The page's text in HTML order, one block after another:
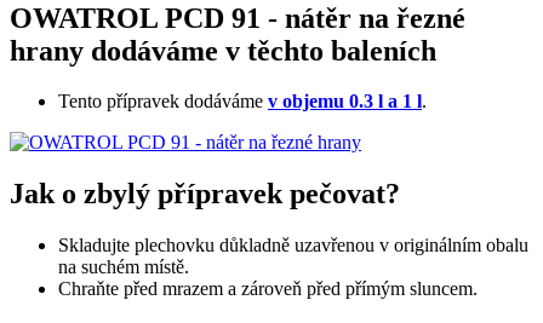
OWATROL PCD 91 - nátěr na řezné
hrany dodáváme v těchto baleních
Tento přípravek dodáváme v objemu 0.3 l a 1 l.
Jak o zbylý přípravek pečovat?
Skladujte plechovku důkladně uzavřenou v originálním obalu
na suchém místě.
Chraňte před mrazem a zároveň před přímým sluncem.